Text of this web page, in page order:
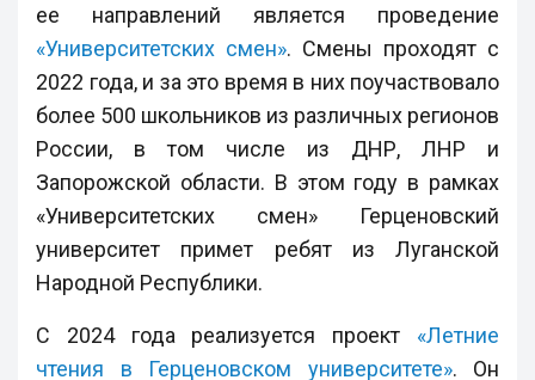
ее направлений является проведение
«Университетских смен». Смены проходят с
2022 года, и за это время в них поучаствовало
более 500 школьников из различных регионов
России, в том числе из ДНР, ЛНР и
Запорожской области. В этом году в рамках
«Университетских смен» Герценовский
университет примет ребят из Луганской
Народной Республики.
С 2024 года реализуется проект «Летние
чтения в Герценовском университете». Он